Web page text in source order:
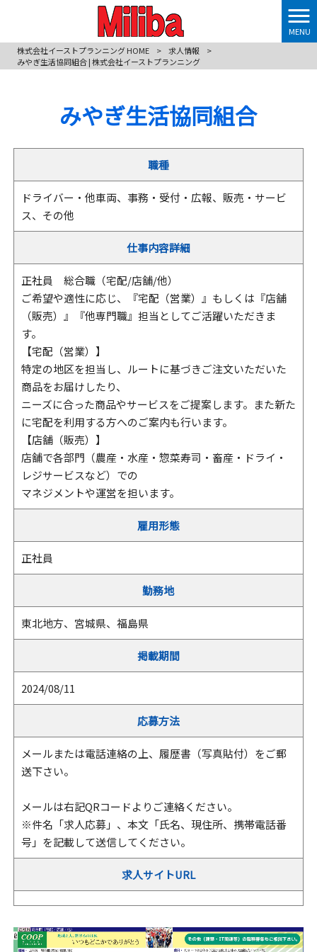
MENU
株式会社イーストプランニング HOME
> 求人情報
>
みやぎ生活協同組合 | 株式会社イーストプランニング
みやぎ生活協同組合
職種
ドライバー・他車両、事務・受付・広報、販売・サービ
ス、その他
仕事内容詳細
正社員 総合職（宅配/店舗/他）
ご希望や適性に応じ、『宅配（営業）』もしくは『店舗
（販売）』『他専門職』担当としてご活躍いただきま
す。
【宅配（営業）】
特定の地区を担当し、ルートに基づきご注文いただいた
商品をお届けしたり、
ニーズに合った商品やサービスをご提案します。また新た
に宅配を利用する方へのご案内も行います。
【店舗（販売）】
店舗で各部門（農産・水産・惣菜寿司・畜産・ドライ・
レジサービスなど）での
マネジメントや運営を担います。
雇用形態
正社員
勤務地
東北地方、宮城県、福島県
掲載期間
2024/08/11
応募方法
メールまたは電話連絡の上、履歴書（写真貼付）をご郵
送下さい。
メールは右記QRコードよりご連絡ください。
※件名「求人応募」、本文「氏名、現住所、携帯電話番
号」を記載して送信してください。
求人サイトURL